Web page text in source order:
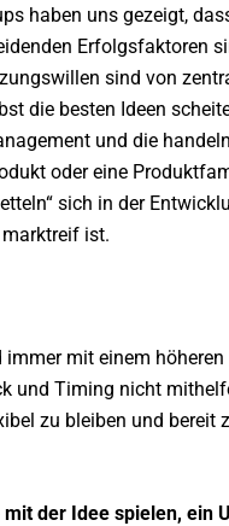
haben uns gezeigt,
Erfolgsfaktoren
sind von
die besten Ideen
und die
oder eine
sich in der
ist.
mit einem
und Timing nicht
zu bleiben und bereit
der Idee spielen, ein